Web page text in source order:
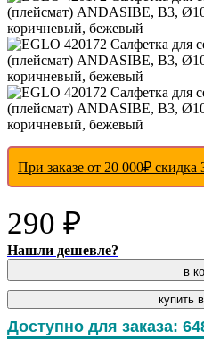
При заказе от 20 000₽
290 ₽
Нашли дешевле?
в
купить
Доступно для заказа: